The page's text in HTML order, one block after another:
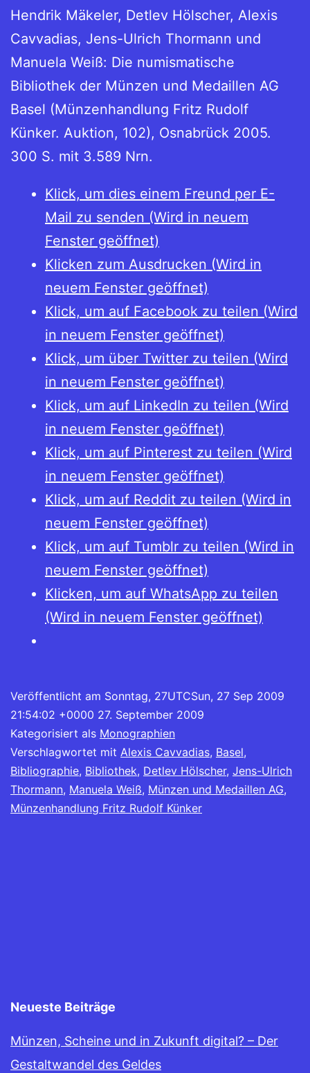
Hendrik Mäkeler, Detlev Hölscher, Alexis
Cavvadias, Jens-Ulrich Thormann und
Manuela Weiß: Die numismatische
Bibliothek der Münzen und Medaillen AG
Basel (Münzenhandlung Fritz Rudolf
Künker. Auktion, 102), Osnabrück 2005.
300 S. mit 3.589 Nrn.
Klick, um dies einem Freund per E-
Mail zu senden (Wird in neuem
Fenster geöffnet)
Klicken zum Ausdrucken (Wird in
neuem Fenster geöffnet)
Klick, um auf Facebook zu teilen (Wird
in neuem Fenster geöffnet)
Klick, um über Twitter zu teilen (Wird
in neuem Fenster geöffnet)
Klick, um auf LinkedIn zu teilen (Wird
in neuem Fenster geöffnet)
Klick, um auf Pinterest zu teilen (Wird
in neuem Fenster geöffnet)
Klick, um auf Reddit zu teilen (Wird in
neuem Fenster geöffnet)
Klick, um auf Tumblr zu teilen (Wird in
neuem Fenster geöffnet)
Klicken, um auf WhatsApp zu teilen
(Wird in neuem Fenster geöffnet)
Veröffentlicht am Sonntag, 27UTCSun, 27 Sep 2009
21:54:02 +0000 27. September 2009
Kategorisiert als Monographien
Verschlagwortet mit Alexis Cavvadias, Basel,
Bibliographie, Bibliothek, Detlev Hölscher, Jens-Ulrich
Thormann, Manuela Weiß, Münzen und Medaillen AG,
Münzenhandlung Fritz Rudolf Künker
Neueste Beiträge
Münzen, Scheine und in Zukunft digital? – Der
Gestaltwandel des Geldes